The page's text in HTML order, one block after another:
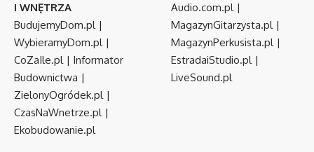
I WNĘTRZA
BudujemyDom.pl|
WybieramyDom.pl|
CoZaIle.pl| Informator
Budownictwa |
ZielonyOgródek.pl|
CzasNaWnetrze.pl|
Ekobudowanie.pl
Audio.com.pl|
MagazynGitarzysta.pl|
MagazynPerkusista.pl|
EstradaiStudio.pl|
LiveSound.pl